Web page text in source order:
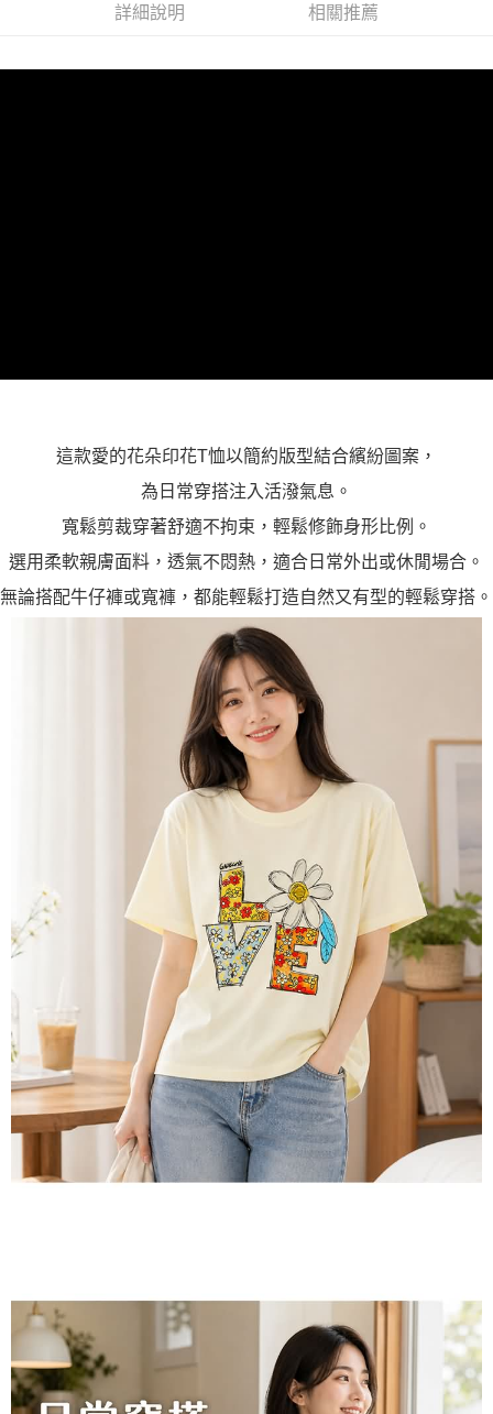
詳細說明 相關推薦
這款愛的花朵印花T恤以簡約版型結合繽紛圖案，
為日常穿搭注入活潑氣息。
寬鬆剪裁穿著舒適不拘束，輕鬆修飾身形比例。
選用柔軟親膚面料，透氣不悶熱，適合日常外出或休閒場合。
無論搭配牛仔褲或寬褲，都能輕鬆打造自然又有型的輕鬆穿搭。